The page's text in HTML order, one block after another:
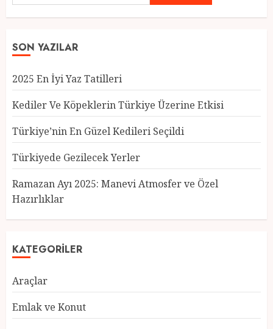
SON YAZILAR
2025 En İyi Yaz Tatilleri
Kediler Ve Köpeklerin Türkiye Üzerine Etkisi
Türkiye’nin En Güzel Kedileri Seçildi
Türkiyede Gezilecek Yerler
Ramazan Ayı 2025: Manevi Atmosfer ve Özel
Hazırlıklar
KATEGORILER
Araçlar
Emlak ve Konut
Türkiye’nin En Güzel Kedileri
Seçildi
12 MART 2025
4